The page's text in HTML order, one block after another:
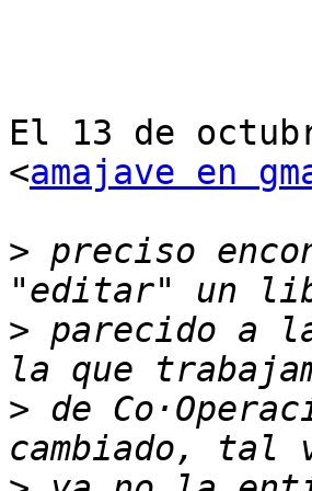
El 13 de
<amajave en
> preciso
> parecido a
> de